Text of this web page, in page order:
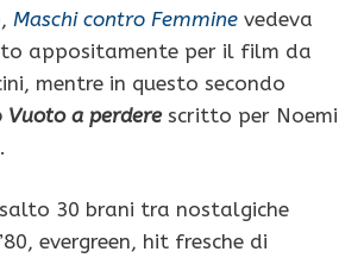
Maschi contro Femmine vedeva
appositamente per il film da
mentre in questo secondo
Vuoto a perderescritto per Noemi
30 brani tra nostalgiche
evergreen, hit fresche di